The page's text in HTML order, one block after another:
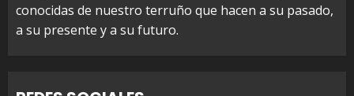
conocidas de nuestro terruño que hacen a su pasado,
a su presente y a su futuro.